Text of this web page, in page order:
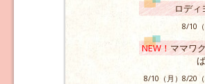
ロデ
8/10（
NEW！ママワ
ば
8/10（月）8/20